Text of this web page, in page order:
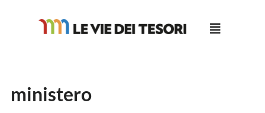
ministero